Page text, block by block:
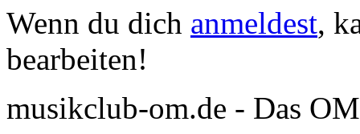
Wenn du dich anmeldest,
bearbeiten!
musikclub-om.de - Das